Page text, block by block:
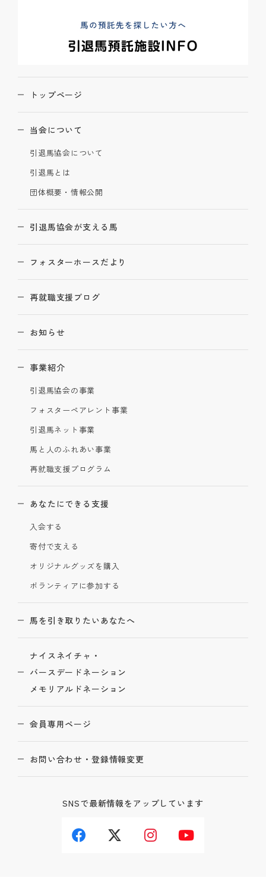
トップページ
当会について
引退馬協会について
引退馬とは
団体概要・情報公開
引退馬協会が支える馬
フォスターホースだより
再就職支援ブログ
お知らせ
事業紹介
引退馬協会の事業
フォスターペアレント事業
引退馬ネット事業
馬と人のふれあい事業
再就職支援プログラム
あなたにできる支援
入会する
寄付で支える
オリジナルグッズを購入
ボランティアに参加する
馬を引き取りたいあなたへ
ナイスネイチャ・
バースデードネーション
メモリアルドネーション
会員専用ページ
お問い合わせ・登録情報変更
SNSで最新情報をアップしています